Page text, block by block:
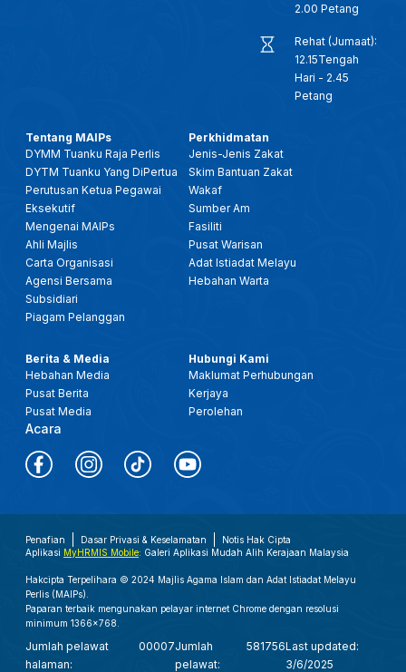
2.00 Petang
Rehat (Jumaat):
12.15Tengah
Hari - 2.45
Petang
Tentang MAIPs
DYMM Tuanku Raja Perlis
DYTM Tuanku Yang DiPertua
Perutusan Ketua Pegawai
Eksekutif
Mengenai MAIPs
Ahli Majlis
Carta Organisasi
Agensi Bersama
Subsidiari
Piagam Pelanggan
Perkhidmatan
Jenis-Jenis Zakat
Skim Bantuan Zakat
Wakaf
Sumber Am
Fasiliti
Pusat Warisan
Adat Istiadat Melayu
Hebahan Warta
Berita & Media
Hebahan Media
Pusat Berita
Pusat Media
Acara
Hubungi Kami
Maklumat Perhubungan
Kerjaya
Perolehan
Penafian Dasar Privasi & Keselamatan
Notis Hak Cipta
Aplikasi MyHRMIS Mobile: Galeri Aplikasi Mudah Alih Kerajaan Malaysia
Hakcipta Terpelihara © 2024 Majlis Agama Islam dan Adat Istiadat Melayu
Perlis (MAIPs).
Paparan terbaik mengunakan pelayar internet Chrome dengan resolusi
minimum 1366x768.
Jumlah pelawat
halaman:
00007Jumlah
pelawat:
581756Last updated:
3/6/2025